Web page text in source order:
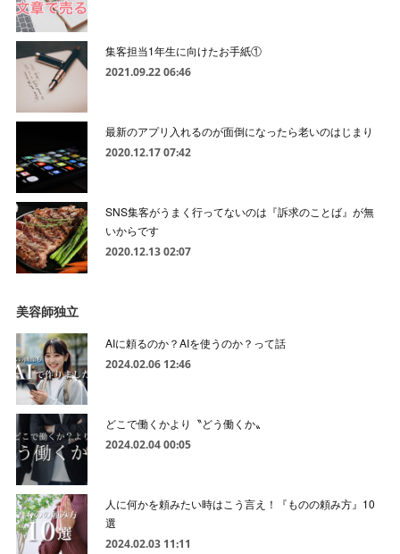
集客担当1年生に向けたお手紙①
2021.09.22 06:46
最新のアプリ入れるのが面倒になったら老いのはじまり
2020.12.17 07:42
SNS集客がうまく行ってないのは『訴求のことば』が無
いからです
2020.12.13 02:07
美容師独立
AIに頼るのか？AIを使うのか？って話
2024.02.06 12:46
どこで働くかより〝どう働くか〟
2024.02.04 00:05
人に何かを頼みたい時はこう言え！『ものの頼み方』10
選
2024.02.03 11:11